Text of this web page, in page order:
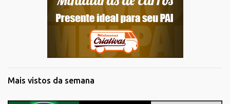
Mais vistos da semana